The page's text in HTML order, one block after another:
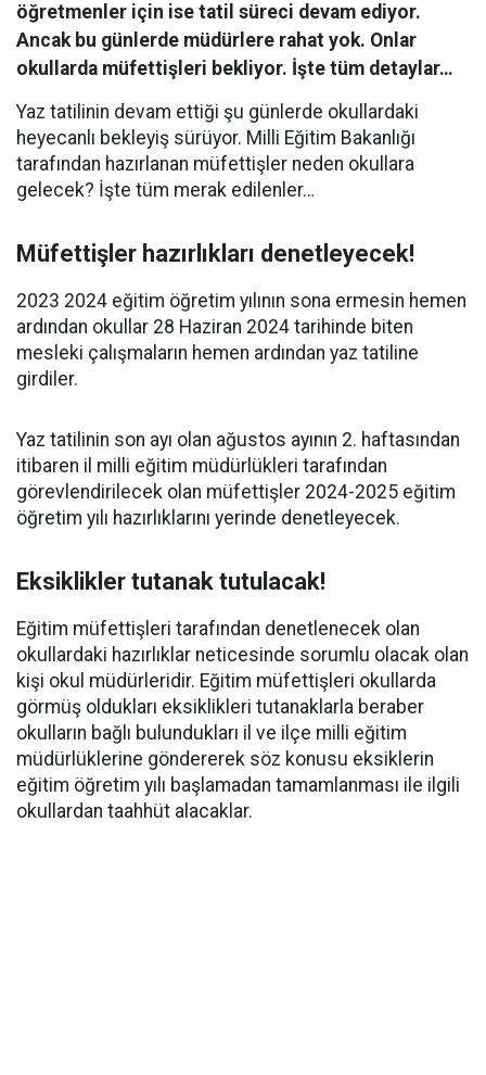
öğretmenler için ise tatil süreci devam ediyor.
Ancak bu günlerde müdürlere rahat yok. Onlar
okullarda müfettişleri bekliyor. İşte tüm detaylar…
Yaz tatilinin devam ettiği şu günlerde okullardaki
heyecanlı bekleyiş sürüyor. Milli Eğitim Bakanlığı
tarafından hazırlanan müfettişler neden okullara
gelecek? İşte tüm merak edilenler…
Müfettişler hazırlıkları denetleyecek!
2023 2024 eğitim öğretim yılının sona ermesin hemen
ardından okullar 28 Haziran 2024 tarihinde biten
mesleki çalışmaların hemen ardından yaz tatiline
girdiler.
Yaz tatilinin son ayı olan ağustos ayının 2. haftasından
itibaren il milli eğitim müdürlükleri tarafından
görevlendirilecek olan müfettişler 2024-2025 eğitim
öğretim yılı hazırlıklarını yerinde denetleyecek.
Eksiklikler tutanak tutulacak!
Eğitim müfettişleri tarafından denetlenecek olan
okullardaki hazırlıklar neticesinde sorumlu olacak olan
kişi okul müdürleridir. Eğitim müfettişleri okullarda
görmüş oldukları eksiklikleri tutanaklarla beraber
okulların bağlı bulundukları il ve ilçe milli eğitim
müdürlüklerine göndererek söz konusu eksiklerin
eğitim öğretim yılı başlamadan tamamlanması ile ilgili
okullardan taahhüt alacaklar.